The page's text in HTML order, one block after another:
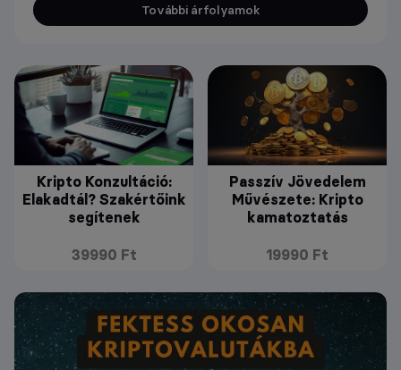
További árfolyamok
Kripto Konzultáció:
Elakadtál? Szakértőink
segítenek
39990 Ft
Passzív Jövedelem
Művészete: Kripto
kamatoztatás
19990 Ft